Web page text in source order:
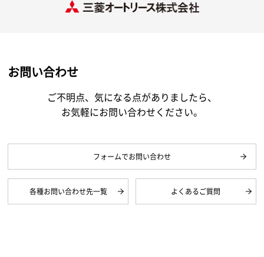
お問い合わせ
ご不明点、気になる点がありましたら、
お気軽にお問い合わせください。
フォームでお問い合わせ
各種お問い合わせ先一覧 よくあるご質問